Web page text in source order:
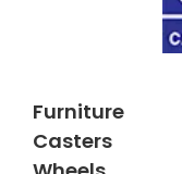
Furniture
Casters